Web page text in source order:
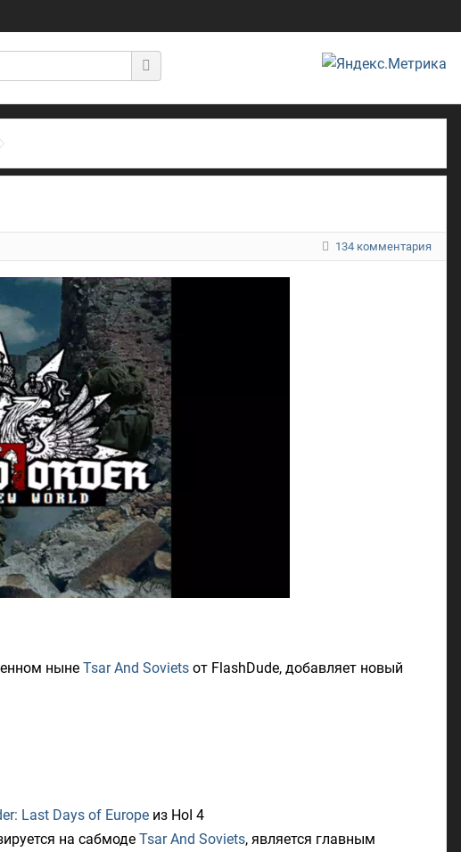
134 комментария
ныне Tsar And Soviets от FlashDude, добавляет новый
Last Days of Europe из HoI 4
на сабмоде Tsar And Soviets, является главным